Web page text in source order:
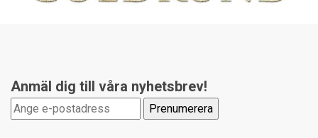
Anmäl dig till våra nyhetsbrev!